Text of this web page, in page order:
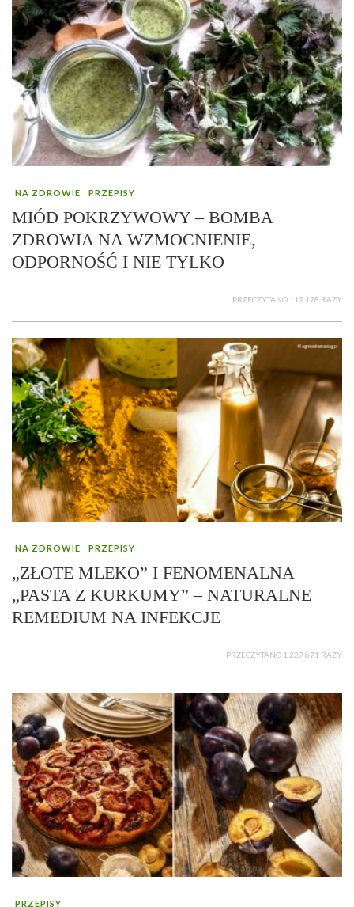
NA ZDROWIE PRZEPISY
MIÓD POKRZYWOWY – BOMBA
ZDROWIA NA WZMOCNIENIE,
ODPORNOŚĆ I NIE TYLKO
PRZECZYTANO 117 178 RAZY
NA ZDROWIE PRZEPISY
„ZŁOTE MLEKO” I FENOMENALNA
„PASTA Z KURKUMY” – NATURALNE
REMEDIUM NA INFEKCJE
PRZECZYTANO 1 227 671 RAZY
PRZEPISY